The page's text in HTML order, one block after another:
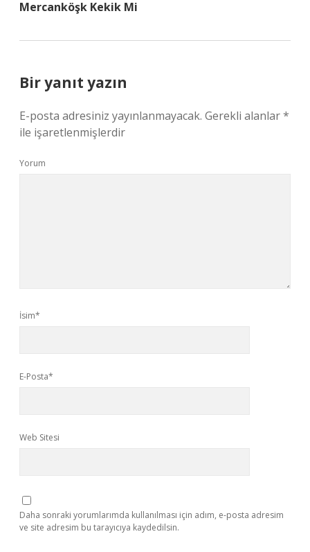
Mercanköşk Kekik Mi
Bir yanıt yazın
E-posta adresiniz yayınlanmayacak. Gerekli alanlar*
ile işaretlenmişlerdir
Yorum
İsim*
E-Posta*
Web Sitesi
Daha sonraki yorumlarımda kullanılması için adım, e-posta adresim
ve site adresim bu tarayıcıya kaydedilsin.